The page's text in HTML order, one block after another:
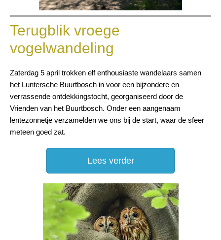
Terugblik vroege
vogelwandeling
Zaterdag 5 april trokken elf enthousiaste wandelaars samen
het Luntersche Buurtbosch in voor een bijzondere en
verrassende ontdekkingstocht, georganiseerd door de
Vrienden van het Buurtbosch. Onder een aangenaam
lentezonnetje verzamelden we ons bij de start, waar de sfeer
meteen goed zat.
Lees verder